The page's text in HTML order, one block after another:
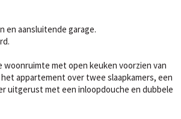
en aansluitende garage.
met open keuken voorzien van
appartement over twee slaapkamers, een
uitgerust met een inloopdouche en dubbele